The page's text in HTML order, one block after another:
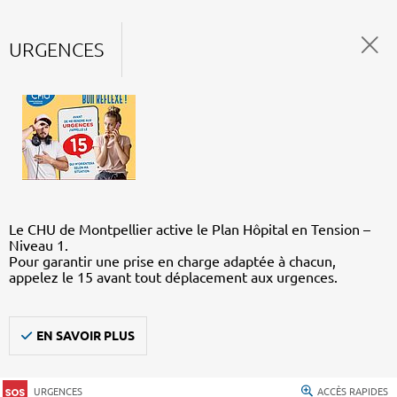
URGENCES
Le CHU de Montpellier active le Plan Hôpital en Tension –
Niveau 1.
Pour garantir une prise en charge adaptée à chacun,
appelez le 15 avant tout déplacement aux urgences.
EN SAVOIR PLUS
URGENCES ACCÈS RAPIDES